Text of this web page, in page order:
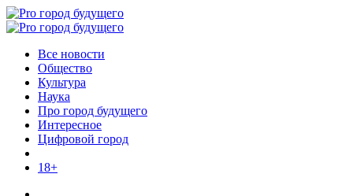
Menu
Поиск
Menu
Pro
Все новости
Общество
Культура
Наука
Про город будущего
Интересное
Цифровой город
18+